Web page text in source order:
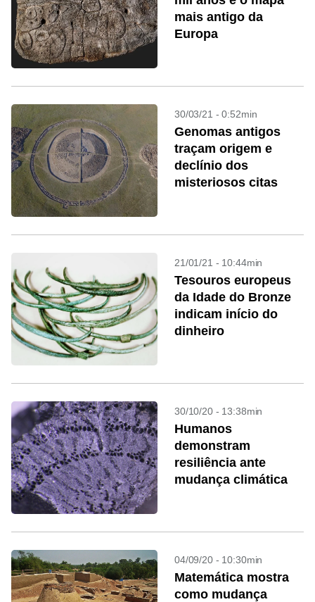
mais antigo da
Europa
30/03/21 - 0:52min
Genomas antigos
traçam origem e
declínio dos
misteriosos citas
21/01/21 - 10:44min
Tesouros europeus
da Idade do Bronze
indicam início do
dinheiro
30/10/20 - 13:38min
Humanos
demonstram
resiliência ante
mudança climática
04/09/20 - 10:30min
Matemática mostra
como mudança